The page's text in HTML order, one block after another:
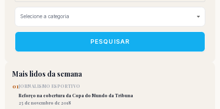
PESQUISAR
Mais lidos da semana
01JORNALISMO ESPORTIVO
Reforço na cobertura da Copa do Mundo da Tribuna
25 de novembro de 2018